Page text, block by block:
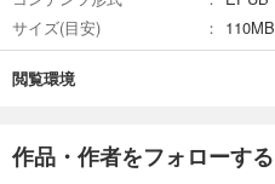
サイズ(目安)
110MB
閲覧環境
作品・作者をフォローする